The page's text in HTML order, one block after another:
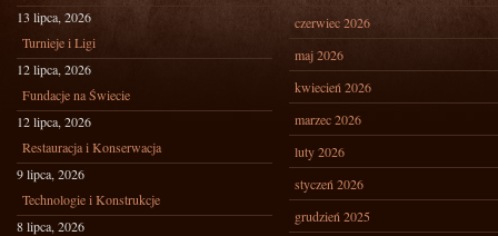
13 lipca, 2026
Turnieje i Ligi
12 lipca, 2026
Fundacje na Świecie
12 lipca, 2026
Restauracja i Konserwacja
9 lipca, 2026
Technologie i Konstrukcje
8 lipca, 2026
czerwiec 2026
maj 2026
kwiecień 2026
marzec 2026
luty 2026
styczeń 2026
grudzień 2025